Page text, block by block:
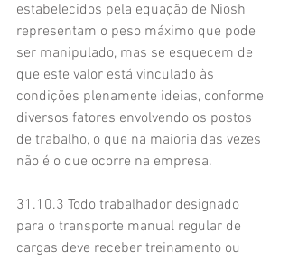
estabelecidos pela equação de Niosh
representam o peso máximo que pode
ser manipulado, mas se esquecem de
que este valor está vinculado às
condições plenamente ideias, conforme
diversos fatores envolvendo os postos
de trabalho, o que na maioria das vezes
não é o que ocorre na empresa.
31.10.3 Todo trabalhador designado
para o transporte manual regular de
cargas deve receber treinamento ou